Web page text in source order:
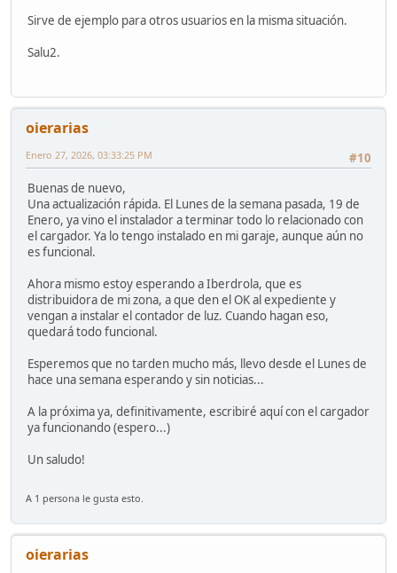
Sirve de ejemplo para otros usuarios en la misma situación.
Salu2.
oierarias
#10
Enero 27, 2026, 03:33:25 PM
Buenas de nuevo,
Una actualización rápida. El Lunes de la semana pasada, 19 de
Enero, ya vino el instalador a terminar todo lo relacionado con
el cargador. Ya lo tengo instalado en mi garaje, aunque aún no
es funcional.
Ahora mismo estoy esperando a Iberdrola, que es
distribuidora de mi zona, a que den el OK al expediente y
vengan a instalar el contador de luz. Cuando hagan eso,
quedará todo funcional.
Esperemos que no tarden mucho más, llevo desde el Lunes de
hace una semana esperando y sin noticias...
A la próxima ya, definitivamente, escribiré aquí con el cargador
ya funcionando (espero...)
Un saludo!
A 1 persona le gusta esto.
oierarias